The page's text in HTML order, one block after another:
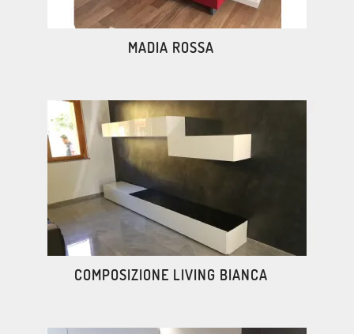
MADIA ROSSA
COMPOSIZIONE LIVING BIANCA